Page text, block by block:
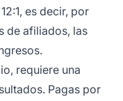
es decir, por
de afiliados, las
requiere una
Pagas por